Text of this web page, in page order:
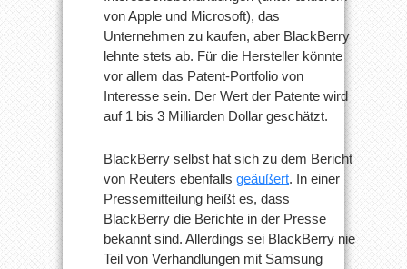
von Apple und Microsoft), das
Unternehmen zu kaufen, aber BlackBerry
lehnte stets ab. Für die Hersteller könnte
vor allem das Patent-Portfolio von
Interesse sein. Der Wert der Patente wird
auf 1 bis 3 Milliarden Dollar geschätzt.
BlackBerry selbst hat sich zu dem Bericht
von Reuters ebenfalls geäußert. In einer
Pressemitteilung heißt es, dass
BlackBerry die Berichte in der Presse
bekannt sind. Allerdings sei BlackBerry nie
Teil von Verhandlungen mit Samsung